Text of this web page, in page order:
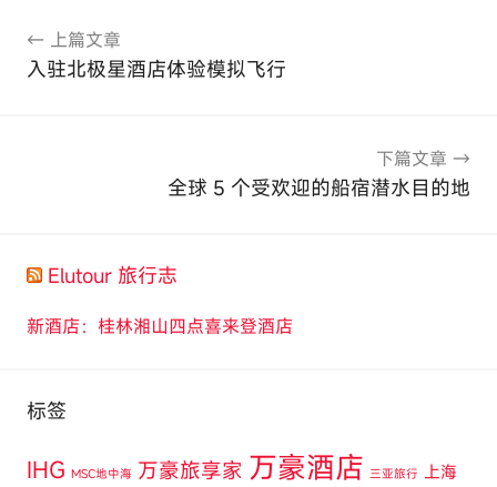
上篇文章
入驻北极星酒店体验模拟飞行
下篇文章
全球 5 个受欢迎的船宿潜水目的地
Elutour 旅行志
新酒店：桂林湘山四点喜来登酒店
标签
IHG MSC地中海 万豪旅享家 万豪酒店 三亚旅行 上海